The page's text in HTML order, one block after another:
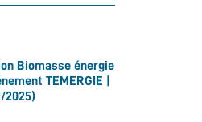
Biomasse énergie
TEMERGIE |
2025)